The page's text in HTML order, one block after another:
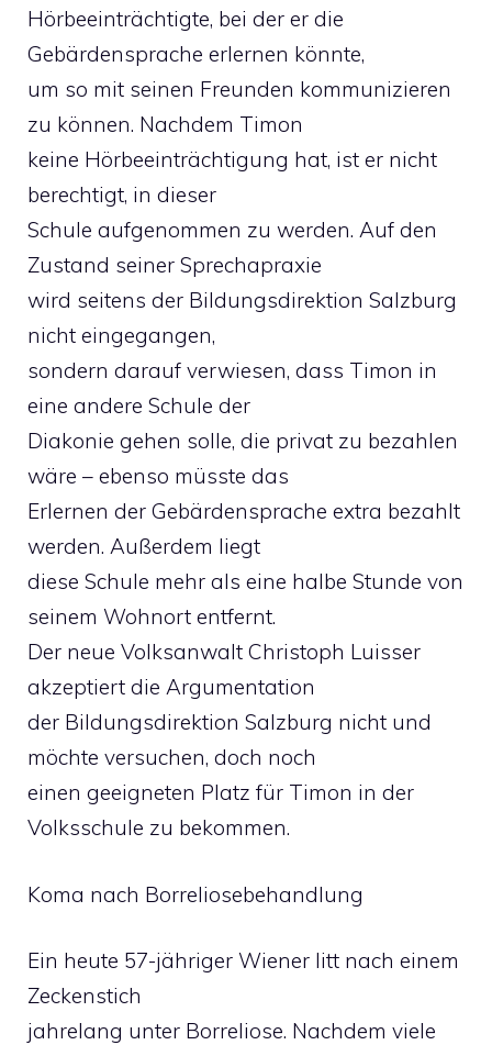
Hörbeeinträchtigte, bei der er die
Gebärdensprache erlernen könnte,
um so mit seinen Freunden kommunizieren
zu können. Nachdem Timon
keine Hörbeeinträchtigung hat, ist er nicht
berechtigt, in dieser
Schule aufgenommen zu werden. Auf den
Zustand seiner Sprechapraxie
wird seitens der Bildungsdirektion Salzburg
nicht eingegangen,
sondern darauf verwiesen, dass Timon in
eine andere Schule der
Diakonie gehen solle, die privat zu bezahlen
wäre – ebenso müsste das
Erlernen der Gebärdensprache extra bezahlt
werden. Außerdem liegt
diese Schule mehr als eine halbe Stunde von
seinem Wohnort entfernt.
Der neue Volksanwalt Christoph Luisser
akzeptiert die Argumentation
der Bildungsdirektion Salzburg nicht und
möchte versuchen, doch noch
einen geeigneten Platz für Timon in der
Volksschule zu bekommen.
Koma nach Borreliosebehandlung
Ein heute 57-jähriger Wiener litt nach einem
Zeckenstich
jahrelang unter Borreliose. Nachdem viele